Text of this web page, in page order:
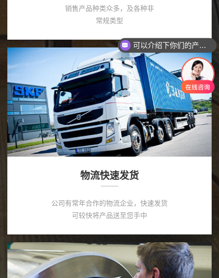
销售产品种类众多，及各种非
常规类型
物流快速发货
公司有常年合作的物流企业，快速发货
可较快将产品送至您手中
你们是怎么收费的呢